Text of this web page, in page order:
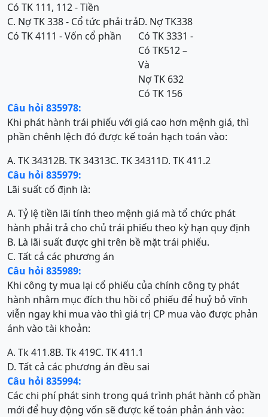
Có TK 111, 112 - Tiền
C. Nợ TK 338 - Cổ tức phải trả
Có TK 4111 - Vốn cổ phần
D. Nợ TK338
Có TK 3331 -
Có TK512 –
Và
Nợ TK 632
Có TK 156
Câu hỏi 835978:
Khi phát hành trái phiếu với giá cao hơn mệnh giá, thì
phần chênh lệch đó được kế toán hạch toán vào:
A. TK 34312B. TK 34313C. TK 34311D. TK 411.2
Câu hỏi 835979:
Lãi suất cố định là:
A. Tỷ lệ tiền lãi tính theo mệnh giá mà tổ chức phát
hành phải trả cho chủ trái phiếu theo kỳ hạn quy định
B. Là lãi suất được ghi trên bề mặt trái phiếu.
C. Tất cả các phương án
Câu hỏi 835989:
Khi công ty mua lại cổ phiếu của chính công ty phát
hành nhằm mục đích thu hồi cổ phiếu để huỷ bỏ vĩnh
viễn ngay khi mua vào thì giá trị CP mua vào được phản
ánh vào tài khoản:
A. Tk 411.8B. Tk 419C. TK 411.1
D. Tất cả các phương án đều sai
Câu hỏi 835994:
Các chi phí phát sinh trong quá trình phát hành cổ phần
mới để huy động vốn sẽ được kế toán phản ánh vào: